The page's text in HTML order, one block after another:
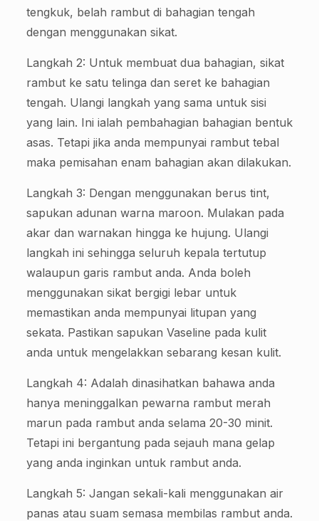
tengkuk, belah rambut di bahagian tengah
dengan menggunakan sikat.
Langkah 2: Untuk membuat dua bahagian, sikat
rambut ke satu telinga dan seret ke bahagian
tengah. Ulangi langkah yang sama untuk sisi
yang lain. Ini ialah pembahagian bahagian bentuk
asas. Tetapi jika anda mempunyai rambut tebal
maka pemisahan enam bahagian akan dilakukan.
Langkah 3: Dengan menggunakan berus tint,
sapukan adunan warna maroon. Mulakan pada
akar dan warnakan hingga ke hujung. Ulangi
langkah ini sehingga seluruh kepala tertutup
walaupun garis rambut anda. Anda boleh
menggunakan sikat bergigi lebar untuk
memastikan anda mempunyai litupan yang
sekata. Pastikan sapukan Vaseline pada kulit
anda untuk mengelakkan sebarang kesan kulit.
Langkah 4: Adalah dinasihatkan bahawa anda
hanya meninggalkan pewarna rambut merah
marun pada rambut anda selama 20-30 minit.
Tetapi ini bergantung pada sejauh mana gelap
yang anda inginkan untuk rambut anda.
Langkah 5: Jangan sekali-kali menggunakan air
panas atau suam semasa membilas rambut anda.